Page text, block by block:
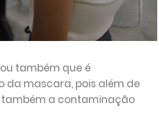
também que é
da mascara, pois além de
também a contaminação